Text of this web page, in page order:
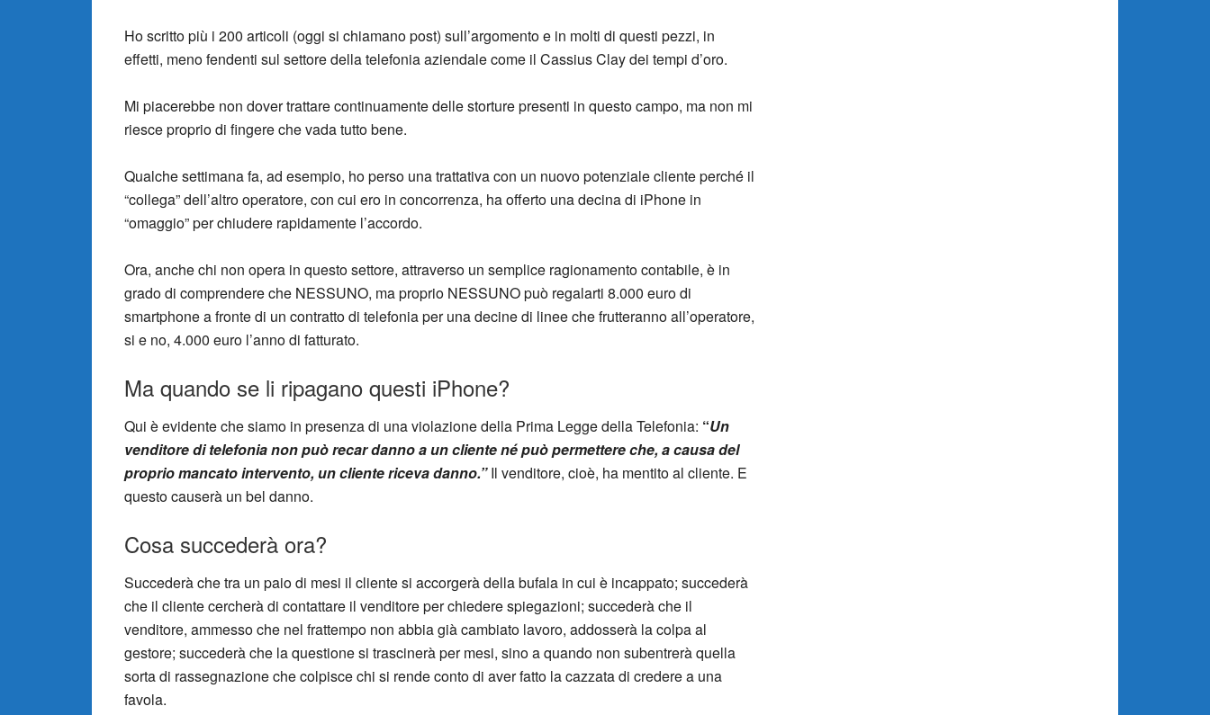
Ho scritto più i 200 articoli (oggi si chiamano post) sull’argomento e in molti di questi pezzi, in
effetti, meno fendenti sul settore della telefonia aziendale come il Cassius Clay dei tempi d’oro.
Mi piacerebbe non dover trattare continuamente delle storture presenti in questo campo, ma non mi
riesce proprio di fingere che vada tutto bene.
Qualche settimana fa, ad esempio, ho perso una trattativa con un nuovo potenziale cliente perché il
“collega” dell’altro operatore, con cui ero in concorrenza, ha offerto una decina di iPhone in
“omaggio” per chiudere rapidamente l’accordo.
Ora, anche chi non opera in questo settore, attraverso un semplice ragionamento contabile, è in
grado di comprendere che NESSUNO, ma proprio NESSUNO può regalarti 8.000 euro di
smartphone a fronte di un contratto di telefonia per una decine di linee che frutteranno all’operatore,
si e no, 4.000 euro l’anno di fatturato.
Ma quando se li ripagano questi iPhone?
Qui è evidente che siamo in presenza di una violazione della Prima Legge della Telefonia: “Un
venditore di telefonia non può recar danno a un cliente né può permettere che, a causa del
proprio mancato intervento, un cliente riceva danno.”Il venditore, cioè, ha mentito al cliente. E
questo causerà un bel danno.
Cosa succederà ora?
Succederà che tra un paio di mesi il cliente si accorgerà della bufala in cui è incappato; succederà
che il cliente cercherà di contattare il venditore per chiedere spiegazioni; succederà che il
venditore, ammesso che nel frattempo non abbia già cambiato lavoro, addosserà la colpa al
gestore; succederà che la questione si trascinerà per mesi, sino a quando non subentrerà quella
sorta di rassegnazione che colpisce chi si rende conto di aver fatto la cazzata di credere a una
favola.